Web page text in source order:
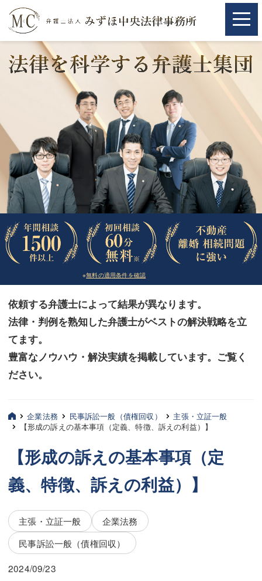
ホーム
相続・遺言
離婚（夫婦間トラブル）
企業法務
労働問題（解雇，残業等）
刑事弁護
交通事故
法律相談など（その他）
お客様へ
みずほ中央の特長・実質編
みずほ中央の特長・形式編
三平 聡史
酒井 博之
坂本 陽一
三平 隆史
吉元 優仁
※無料の適用条件を確認
依頼する弁護士によって結果が異なります。
法律・判例を熟知した弁護士がベストの解決戦略を立
てます。
豊富なノウハウ・解決実績を掲載しています。ご覧く
ださい。
ホーム
相続・遺言
離婚（夫婦間トラブル）
企業法務
労働問題（解雇，残業等）
刑事弁護
交通事故
法律相談など（その他）
お客様へ
みずほ中央の特長・実質編
みずほ中央の特長・形式編
三平 聡史
酒井 博之
坂本 陽一
三平 隆史
吉元 優仁
企業法務 民事訴訟一般（債権回収）
主張・立証一般
【形成の訴えの基本事項（定義、特徴、訴えの利益）】
【形成の訴えの基本事項（定
義、特徴、訴えの利益）】
主張・立証一般
企業法務
民事訴訟一般（債権回収）
2024/09/23